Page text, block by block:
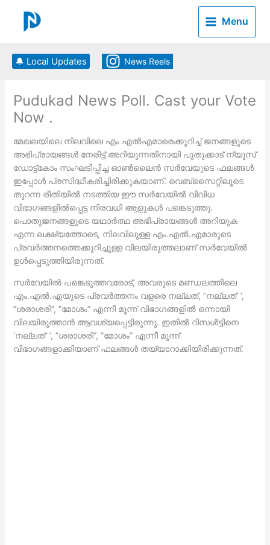
content
Menu
🔔 Local Updates News Reels
Pudukad News Poll. Cast your Vote
Now .
മേഖലയിലെ നിലവിലെ എം എല്‍എമാരെക്കുറിച്ച് ജനങ്ങളുടെ
അഭിപ്രായങ്ങള്‍ നേരിട്ട് അറിയുന്നതിനായി പുതുക്കാട് ന്യൂസ്
ഡോട്ട്കോം സംഘടിപ്പിച്ച ഓണ്‍ലൈന്‍ സര്‍വേയുടെ ഫലങ്ങള്‍
ഇപ്പോള്‍ പ്രസിദ്ധീകരിച്ചിരിക്കുകയാണ്. വെബ്‌സൈറ്റിലൂടെ
തുറന്ന രീതിയില്‍ നടത്തിയ ഈ സര്‍വേയില്‍ വിവിധ
വിഭാഗങ്ങളില്‍പ്പെട്ട നിരവധി ആളുകള്‍ പങ്കെടുത്തു.
പൊതുജനങ്ങളുടെ യഥാര്‍ത്ഥ അഭിപ്രായങ്ങള്‍ അറിയുക
എന്ന ലക്ഷ്യത്തോടെ, നിലവിലുള്ള എം.എല്‍.എമാരുടെ
പ്രവര്‍ത്തനത്തെക്കുറിച്ചുള്ള വിലയിരുത്തലാണ് സര്‍വേയില്‍
ഉള്‍പ്പെടുത്തിയിരുന്നത്.
സര്‍വേയില്‍ പങ്കെടുത്തവരോട്, അവരുടെ മണ്ഡലത്തിലെ
എം.എല്‍.എയുടെ പ്രവര്‍ത്തനം വളരെ നല്ലത്, ”നല്ലത്’ ‘,
”ശരാശരി”, ”മോശം” എന്നീ മൂന്ന് വിഭാഗങ്ങളില്‍ ഒന്നായി
വിലയിരുത്താന്‍ ആവശ്യപ്പെട്ടിരുന്നു. ഇതില്‍ റിസള്‍ട്ടിനെ
‘നല്ലത്’ ‘, ”ശരാശരി”, ”മോശം” എന്നീ മൂന്ന്
വിഭാഗങ്ങളാക്കിയാണ് ഫലങ്ങള്‍ തയ്യാറാക്കിയിരിക്കുന്നത്.